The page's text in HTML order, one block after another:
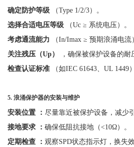
确定防护等级 （Type 1/2/3）。
选择合适电压等级
（Uc ≥ 系统电压）。
考虑通流能力
（In/Imax ≥ 预期浪涌电流
关注残压（Up）
，确保被保护设备的耐
检查认证标准
（如IEC 61643、UL 1449）
5. 浪涌保护器的安装与维护
安装位置 ： 尽量靠近被保护设备，减少
接地要求
： 确保低阻抗接地（<10Ω）。
定期检查
： 观察SPD状态指示灯，换失效